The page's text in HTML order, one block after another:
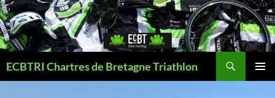
Aller
au
contenu
ECBTRI Chartres de Bretagne Triathlon